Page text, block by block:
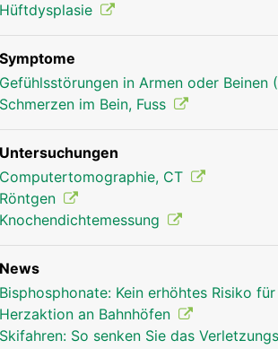
Oberschenkel Frau
Hüftdysplasie
Symptome
Gefühlsstörungen in Armen oder
Schmerzen im Bein, Fuss
Untersuchungen
Computertomographie, CT
Röntgen
Knochendichtemessung
News
Bisphosphonate: Kein erhöhtes Risiko
Herzaktion an Bahnhöfen
Skifahren: So senken Sie das